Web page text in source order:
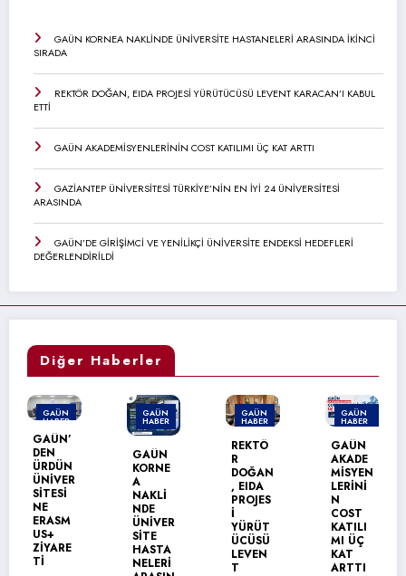
GAÜN KORNEA NAKLİNDE ÜNİVERSİTE HASTANELERİ ARASINDA İKİNCİ
SIRADA
REKTÖR DOĞAN, EIDA PROJESİ YÜRÜTÜCÜSÜ LEVENT KARACAN’I KABUL
ETTİ
GAÜN AKADEMİSYENLERİNİN COST KATILIMI ÜÇ KAT ARTTI
GAZİANTEP ÜNİVERSİTESİ TÜRKİYE’NİN EN İYİ 24 ÜNİVERSİTESİ
ARASINDA
GAÜN’DE GİRİŞİMCİ VE YENİLİKÇİ ÜNİVERSİTE ENDEKSİ HEDEFLERİ
DEĞERLENDİRİLDİ
Diğer Haberler
GAÜN
HABER
KORNE
A
NAKLİ
ÜNİVER
HASTA
GAÜN
HABER
REKTÖ
R
DOĞAN
, EIDA
PROJES
YÜRÜT
ÜCÜSÜ
LEVEN
T
GAÜN
HABER
GAÜN
MİSYEN
LERİNİ
N
KATILI
MI ÜÇ
KAT
GAÜN
HABER
GAZİA
NTEP
ÜNİVER
SİTESİ
E’NİN
EN İYİ
24
SİTESİ